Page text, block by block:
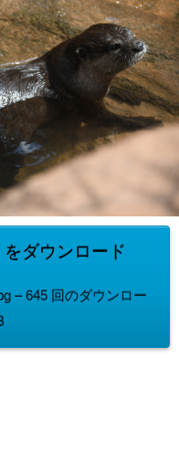
をダウンロード
– 645 回のダウンロー